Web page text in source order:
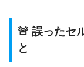
🚨 誤ったセ
と